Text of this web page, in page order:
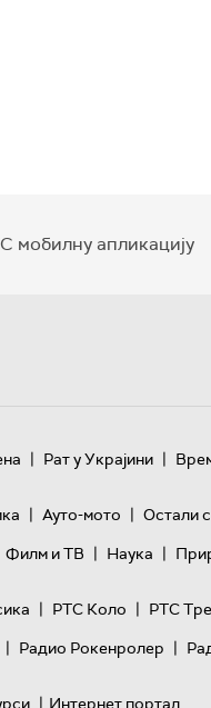
мобилну апликацију
| Рат у Украјини |
| Ауто-мото | Остали
Филм и ТВ | Наука |
| РТС Коло | РТС
| Радио Рокенролер |
| Интернет портал